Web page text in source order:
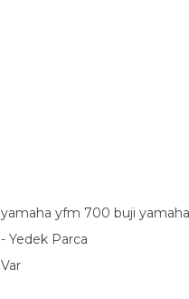
yamaha yfm 700 buji
- Yedek Parca
Var